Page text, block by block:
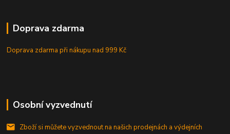
Doprava zdarma
Doprava zdarma při nákupunad 999 Kč
Osobní vyzvednutí
Zboží si můžete vyzvednout na našich prodejnách a výdejních